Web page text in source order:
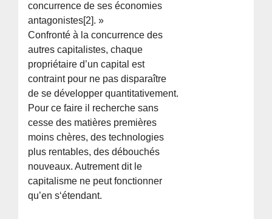
concurrence de ses économies
antagonistes[2]. »
Confronté à la concurrence des
autres capitalistes, chaque
propriétaire d’un capital est
contraint pour ne pas disparaître
de se développer quantitativement.
Pour ce faire il recherche sans
cesse des matières premières
moins chères, des technologies
plus rentables, des débouchés
nouveaux. Autrement dit le
capitalisme ne peut fonctionner
qu’en s‘étendant.